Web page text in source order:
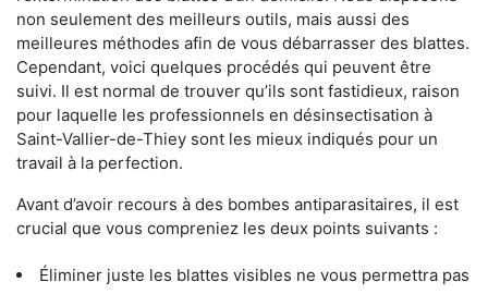
non seulement des meilleurs outils, mais aussi des
meilleures méthodes afin de vous débarrasser des blattes.
Cependant, voici quelques procédés qui peuvent être
suivi. Il est normal de trouver qu’ils sont fastidieux, raison
pour laquelle les professionnels en désinsectisation à
Saint-Vallier-de-Thiey sont les mieux indiqués pour un
travail à la perfection.
Avant d’avoir recours à des bombes antiparasitaires, il est
crucial que vous compreniez les deux points suivants :
Éliminer juste les blattes visibles ne vous permettra pas